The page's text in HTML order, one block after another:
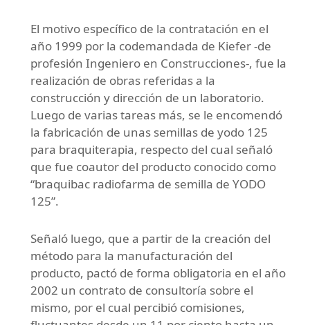
El motivo específico de la contratación en el
año 1999 por la codemandada de Kiefer -de
profesión Ingeniero en Construcciones-, fue la
realización de obras referidas a la
construcción y dirección de un laboratorio.
Luego de varias tareas más, se le encomendó
la fabricación de unas semillas de yodo 125
para braquiterapia, respecto del cual señaló
que fue coautor del producto conocido como
“braquibac radiofarma de semilla de YODO
125”.
Señaló luego, que a partir de la creación del
método para la manufacturación del
producto, pactó de forma obligatoria en el año
2002 un contrato de consultoría sobre el
mismo, por el cual percibió comisiones,